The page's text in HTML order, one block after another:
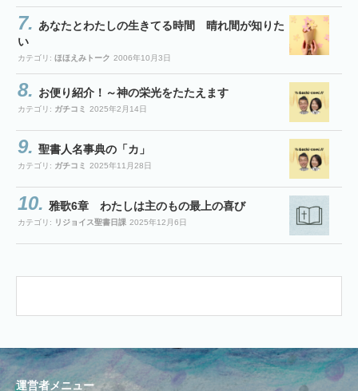
あなたとわたしの生きてる時間 晴れ間が知りた
い
カテゴリ: ほほえみトーク 2006年10月3日
お便り紹介！～神の栄光をたたえます
カテゴリ: ガチコミ 2025年2月14日
聖書人名事典の「カ」
カテゴリ: ガチコミ 2025年11月28日
雅歌6章 わたしは主のもの最上の喜び
カテゴリ: リジョイス聖書日課 2025年12月6日
運営者メニュー